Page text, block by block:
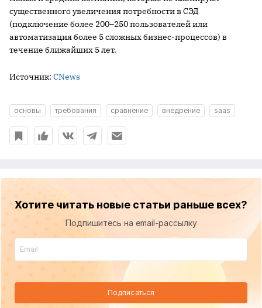
существенного увеличения потребности в СЭД
(подключение более 200–250 пользователей или
автоматизация более 5 сложных бизнес-процессов) в
течение ближайших 5 лет.
Источник: CNews
основы требования сравнение внедрение saas
Хотите читать новые статьи раньше всех?
Подпишитесь на email-рассылку
Подписаться